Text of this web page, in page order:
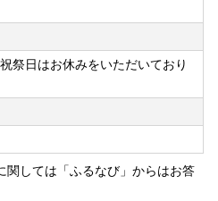
祭日はお休みをいただいており
関しては「ふるなび」からはお答